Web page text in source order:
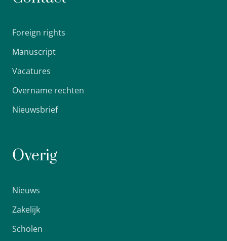
Foreign rights
Manuscript
Vacatures
Overname rechten
Nieuwsbrief
Overig
Nieuws
Zakelijk
Scholen